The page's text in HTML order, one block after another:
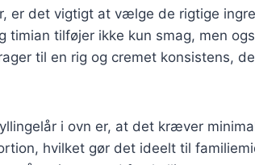
er det vigtigt at vælge de rigtige
timian tilføjer ikke kun smag, men
til en rig og cremet konsistens,
i ovn er, at det kræver
hvilket gør det ideelt til